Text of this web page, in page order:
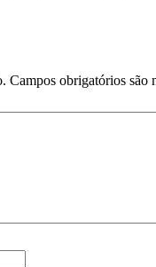
Campos obrigatórios são